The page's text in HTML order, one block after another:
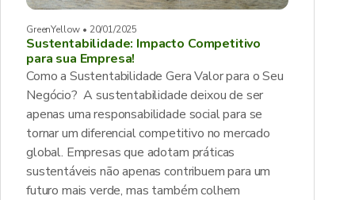
GreenYellow • 20/01/2025
Sustentabilidade: Impacto Competitivo
para sua Empresa!
Como a Sustentabilidade Gera Valor para o Seu
Negócio? A sustentabilidade deixou de ser
apenas uma responsabilidade social para se
tornar um diferencial competitivo no mercado
global. Empresas que adotam práticas
sustentáveis não apenas contribuem para um
futuro mais verde, mas também colhem